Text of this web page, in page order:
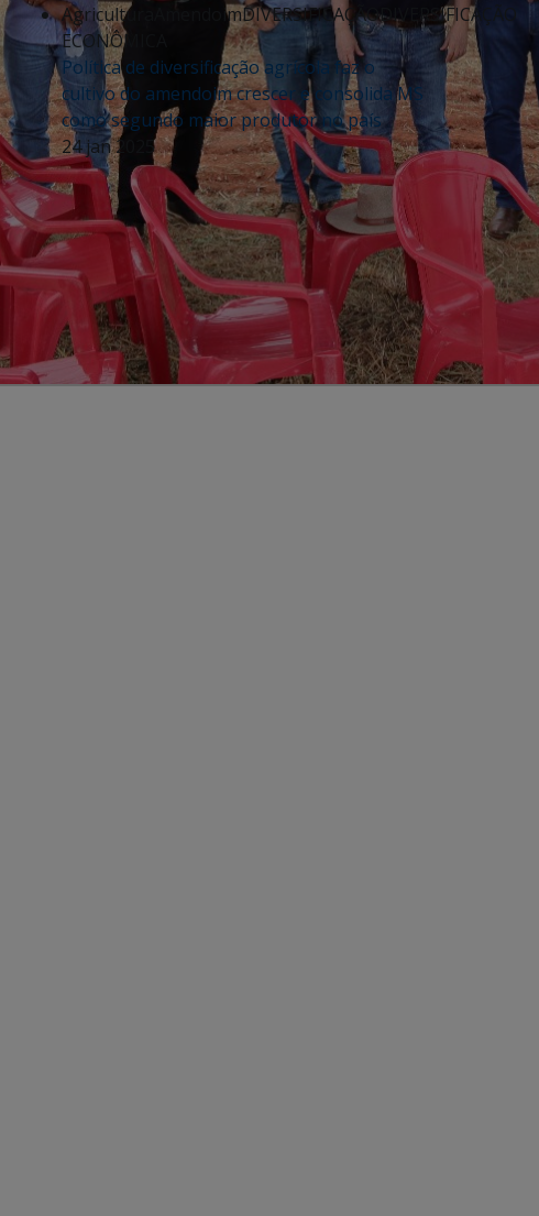
Agricultura
AmendoimDIVERSIFICAÇÃODIVERSIFICAÇÃO
ECONÔMICA
Política de diversificação agrícola faz o
cultivo do amendoim crescer e consolida MS
como segundo maior produtor no país
24 jan 2025